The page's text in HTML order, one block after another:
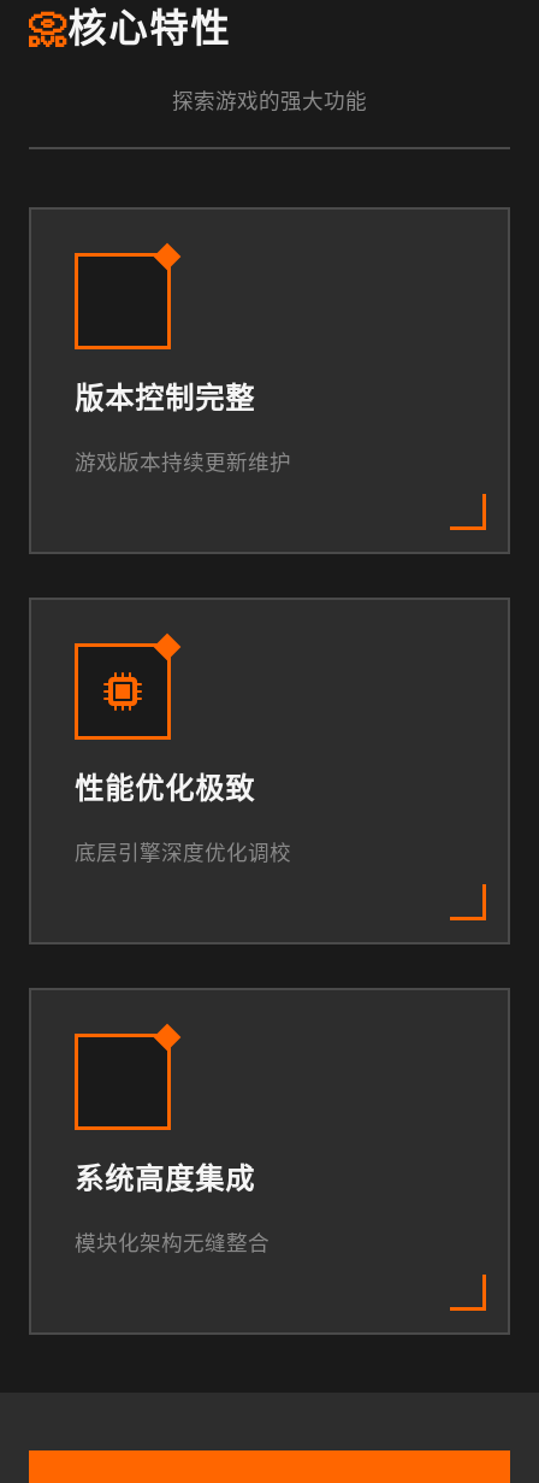
📀核心特性
探索游戏的强大功能
版本控制完整
游戏版本持续更新维护
性能优化极致
底层引擎深度优化调校
系统高度集成
模块化架构无缝整合